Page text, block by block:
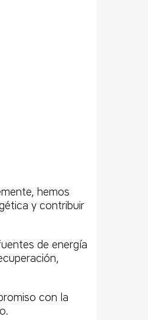
hemos
y contribuir
de energía
con la